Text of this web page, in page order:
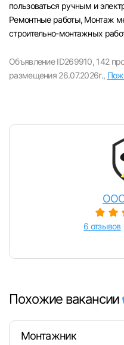
Войдите в
E-mail или
пользоваться ручным и
Ремонтные работы, Монтаж
строительно-монтажных
Объявление ID269910, 142
размещения 26.07.2026г.,
6 отзывов
Похожие вакансии
Монтажник